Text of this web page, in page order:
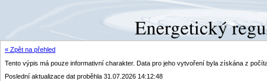
« Zpět na přehled
Tento výpis má pouze informativní charakter. Data pro jeho vytvoření byla získána z
Poslední aktualizace dat proběhla 31.07.2026 14:12:48